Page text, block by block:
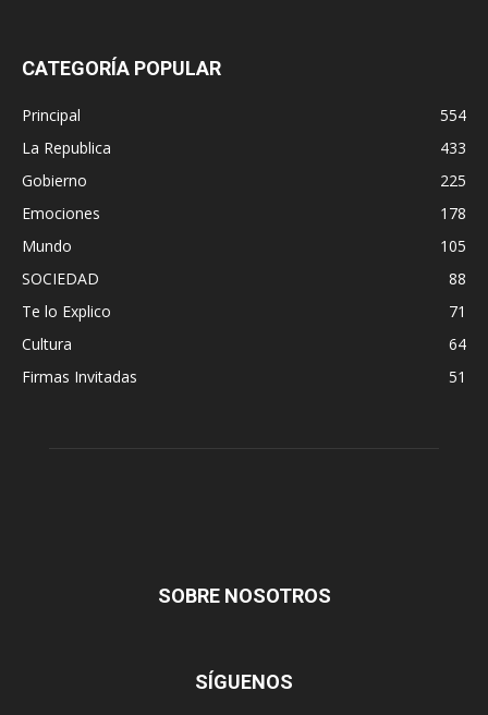
CATEGORÍA POPULAR
Principal
554
La Republica
433
Gobierno
225
Emociones
178
Mundo
105
SOCIEDAD
88
Te lo Explico
71
Cultura
64
Firmas Invitadas
51
SOBRE NOSOTROS
SÍGUENOS